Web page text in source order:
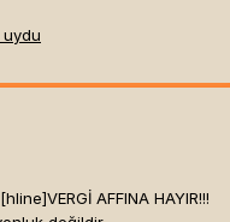
VERGİ AFFINA HAYIR!!!